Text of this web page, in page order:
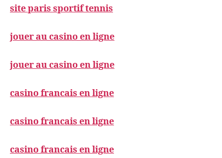
site paris sportif tennis
jouer au casino en ligne
jouer au casino en ligne
casino francais en ligne
casino francais en ligne
casino francais en ligne